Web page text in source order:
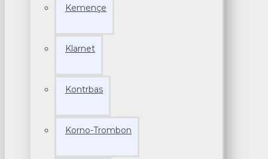
Kemençe
Klarnet
Kontrbas
Korno-Trombon